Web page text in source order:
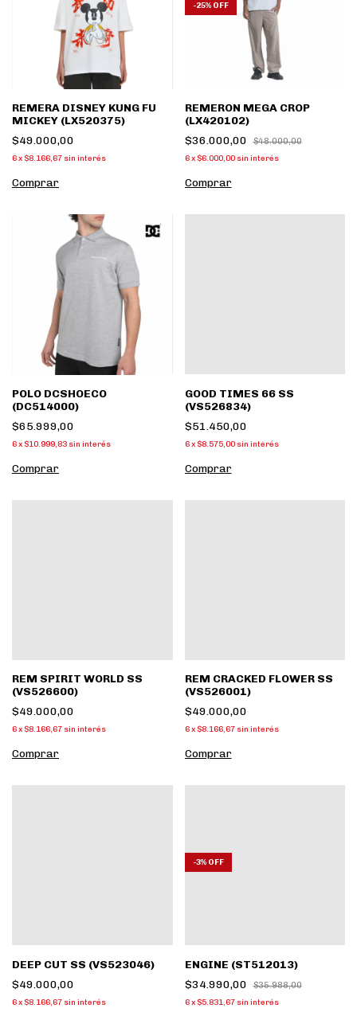
REMERA DISNEY KUNG FU
MICKEY (LX520375)
$49.000,00
6x $8.166,67 sin interés
Comprar
-25% OFF
REMERON MEGA CROP
(LX420102)
$36.000,00
$48.000,00
6 x $6.000,00 sin interés
Comprar
POLO DCSHOECO
(DC514000)
$65.999,00
6x $10.999,83 sin interés
Comprar
GOOD TIMES 66 SS
(VS526834)
$51.450,00
6 x $8.575,00 sin interés
Comprar
REM SPIRIT WORLD SS
(VS526600)
$49.000,00
6x $8.166,67 sin interés
Comprar
REM CRACKED FLOWER SS
(VS526001)
$49.000,00
6 x $8.166,67 sin interés
Comprar
DEEP CUT SS (VS523046)
$49.000,00
6x $8.166,67 sin interés
-3% OFF
ENGINE (ST512013)
$34.990,00
$35.988,00
6 x $5.831,67 sin interés